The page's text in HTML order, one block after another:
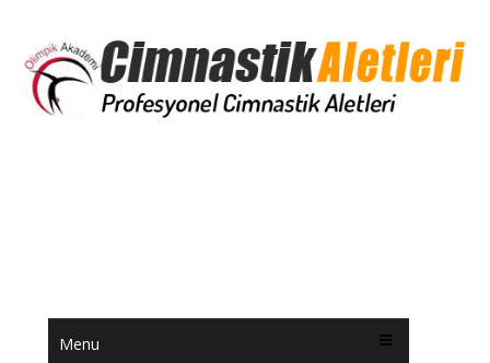
Menu